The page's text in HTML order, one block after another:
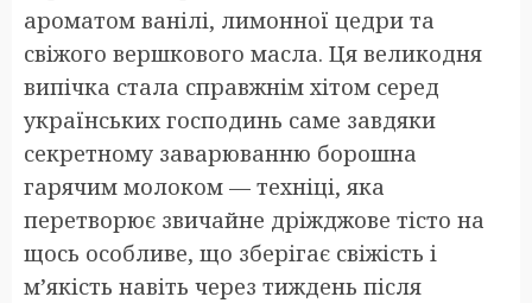
ароматом ванілі, лимонної цедри та
свіжого вершкового масла. Ця великодня
випічка стала справжнім хітом серед
українських господинь саме завдяки
секретному заварюванню борошна
гарячим молоком — техніці, яка
перетворює звичайне дріжджове тісто на
щось особливе, що зберігає свіжість і
м’якість навіть через тиждень після